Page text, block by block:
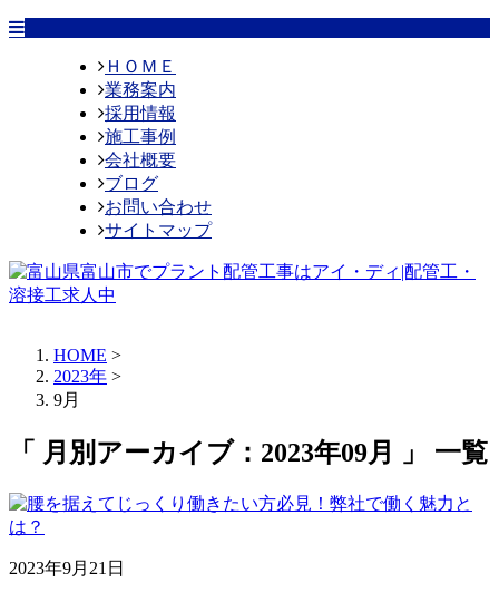
ＨＯＭＥ
業務案内
採用情報
施工事例
会社概要
ブログ
お問い合わせ
サイトマップ
HOME >
2023年 >
9月
「 月別アーカイブ：2023年09月 」 一覧
2023年9月21日